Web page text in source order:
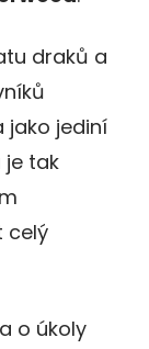
draků a
jako jediní
je tak
celý
o úkoly